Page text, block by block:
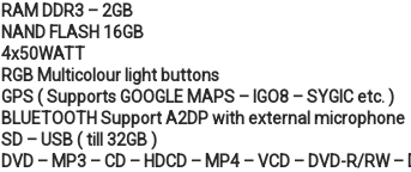
RAM DDR3 – 2GB
NAND FLASH 16GB
4x50WATT
RGB Multicolour light buttons
GPS ( Supports GOOGLE MAPS – IGO8 – SYGIC etc. )
BLUETOOTH Support A2DP with external microphone
SD – USB ( till 32GB )
DVD – MP3 – CD – HDCD – MP4 – VCD – DVD-R/RW